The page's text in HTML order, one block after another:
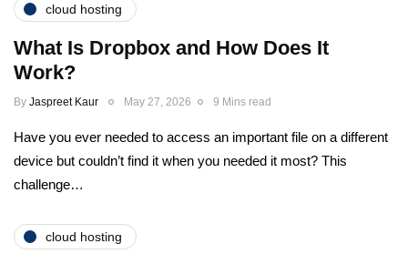
cloud hosting
What Is Dropbox and How Does It
Work?
By Jaspreet Kaur May 27, 2026 9 Mins read
Have you ever needed to access an important file on a different
device but couldn’t find it when you needed it most? This
challenge…
cloud hosting